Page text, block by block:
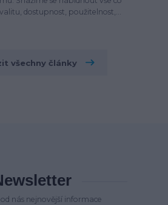
dostupnost, použitelnost,...
všechny články
nás nejnovější informace